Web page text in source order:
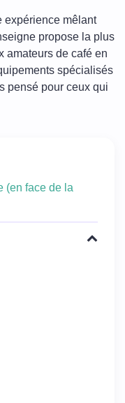
expérience mêlant
propose la plus
amateurs de café en
spécialisés
pensé pour ceux qui
(en face de la